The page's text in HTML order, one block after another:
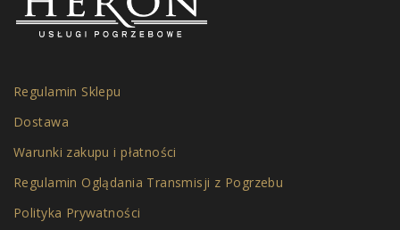
Regulamin Sklepu
Dostawa
Warunki zakupu i płatności
Regulamin Oglądania Transmisji z Pogrzebu
Polityka Prywatności